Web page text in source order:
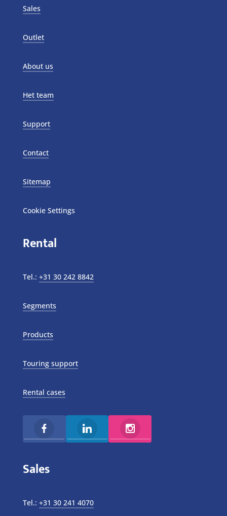
Sales
Outlet
About us
Het team
Support
Contact
Sitemap
Cookie Settings
Rental
Tel.: +31 30 242 8842
Segments
Products
Touring support
Rental cases
Sales
Tel.: +31 30 241 4070